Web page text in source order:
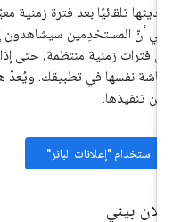
تلقائيًا بعد فترة زمنية
أنّ المستخدِمين سيشاهدون
فترات زمنية منتظمة، حتى إذا
نفسها في تطبيقك. ويُعدّ هذا
تنفيذها.
استخدام "إعلانات البانر"
بيني